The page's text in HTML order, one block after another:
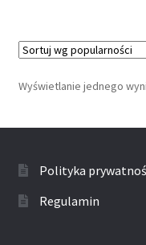
Wyświetlanie jednego
Polityka
Regulamin